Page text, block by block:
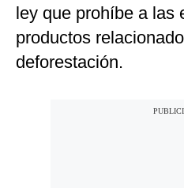
ley que prohíbe a las
productos
deforestación.